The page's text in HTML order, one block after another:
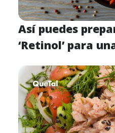
Así puedes
‘Retinol’ para